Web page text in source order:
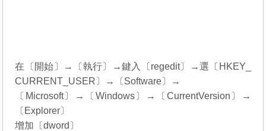
在〔開始〕→〔執行〕→鍵入〔regedit〕→選〔HKEY_
CURRENT_USER〕→〔Software〕→
〔Microsoft〕→〔Windows〕→〔CurrentVersion〕→
〔Explorer〕
增加〔dword〕